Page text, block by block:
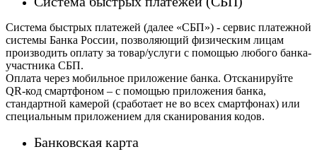
Система быстрых платежей (далее «СБП») - сервис платежной
системы Банка России, позволяющий физическим лицам
производить оплату за товар/услуги с помощью любого банка-
участника СБП.
Оплата через мобильное приложение банка. Отсканируйте
QR-код смартфоном – с помощью приложения банка,
стандартной камерой (сработает не во всех смартфонах) или
специальным приложением для сканирования кодов.
Банковская карта